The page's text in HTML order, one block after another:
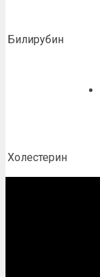
Билирубин
Холестерин